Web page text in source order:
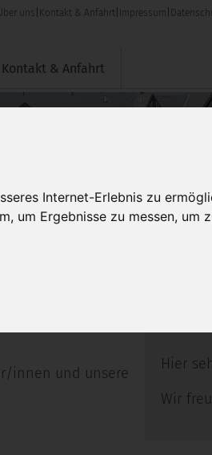
Internet-Erlebnis zu
um Ergebnisse zu messen, um
uns Kontakt & Anfahrt Impressum
Kontakt & Anfahrt
Hier
Wir
innen und unsere